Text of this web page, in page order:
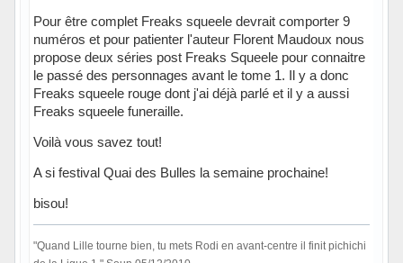
Pour être complet Freaks squeele devrait comporter 9
numéros et pour patienter l'auteur Florent Maudoux nous
propose deux séries post Freaks Squeele pour connaitre
le passé des personnages avant le tome 1. Il y a donc
Freaks squeele rouge dont j'ai déjà parlé et il y a aussi
Freaks squeele funeraille.
Voilà vous savez tout!
A si festival Quai des Bulles la semaine prochaine!
bisou!
"Quand Lille tourne bien, tu mets Rodi en avant-centre il finit pichichi